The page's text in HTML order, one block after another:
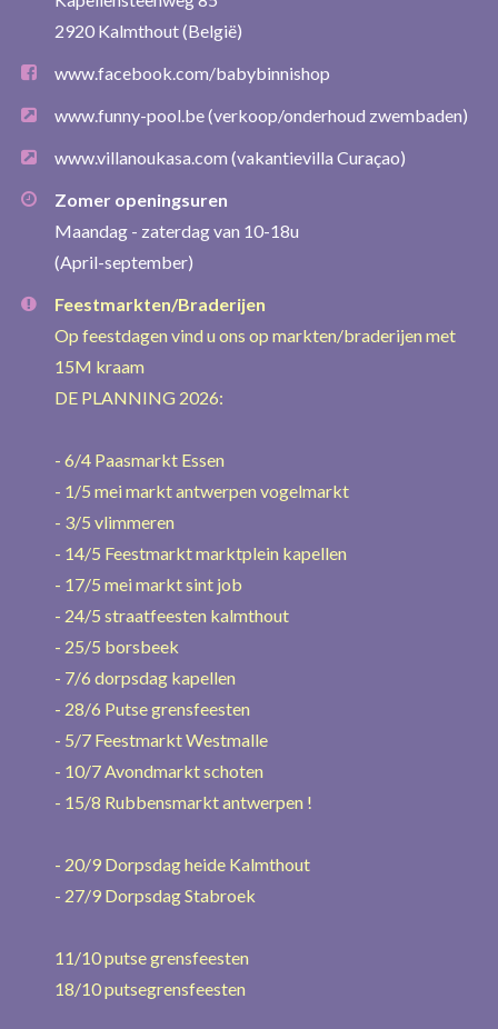
2920 Kalmthout (België)
www.facebook.com/babybinnishop
www.funny-pool.be(verkoop/onderhoud zwembaden)
www.villanoukasa.com (vakantievilla Curaçao)
Zomer openingsuren
Maandag - zaterdag van 10-18u
(April-september)
Feestmarkten/Braderijen
Op feestdagen vind u ons op markten/braderijen met
15M kraam
DE PLANNING 2026:
- 6/4 Paasmarkt Essen
- 1/5 mei markt antwerpen vogelmarkt
- 3/5 vlimmeren
- 14/5 Feestmarkt marktplein kapellen
- 17/5 mei markt sint job
- 24/5 straatfeesten kalmthout
- 25/5 borsbeek
- 7/6 dorpsdag kapellen
- 28/6 Putse grensfeesten
- 5/7 Feestmarkt Westmalle
- 10/7 Avondmarkt schoten
- 15/8 Rubbensmarkt antwerpen !
- 20/9 Dorpsdag heide Kalmthout
- 27/9 Dorpsdag Stabroek
11/10 putse grensfeesten
18/10 putsegrensfeesten